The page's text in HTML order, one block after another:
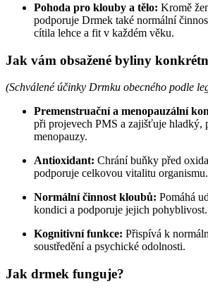
Pohoda pro klouby a tělo: Kromě
podporuje Drmek také normální
cítila lehce a fit v každém věku.
Jak vám obsažené byliny
(Schválené účinky Drmku obecného podle
Premenstruační a menopauzální
při projevech PMS a zajišťuje hladký,
menopauzy.
Antioxidant: Chrání buňky před
podporuje celkovou vitalitu organismu.
Normální činnost kloubů: Pomáhá
kondici a podporuje jejich pohyblivost.
Kognitivní funkce: Přispívá k
soustředění a psychické odolnosti.
Jak drmek funguje?